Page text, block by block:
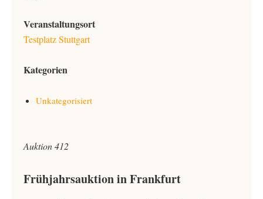
Veranstaltungsort
Testplatz Stuttgart
Kategorien
Unkategorisiert
Auktion 412
Frühjahrsauktion in Frankfurt